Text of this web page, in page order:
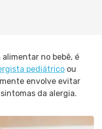
no bebê, é
pediátrico ou
envolve evitar
da alergia.